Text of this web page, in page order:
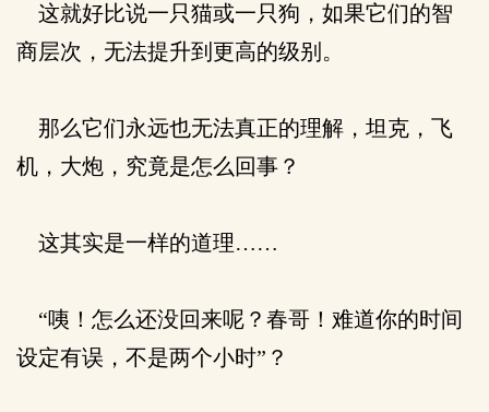
这就好比说一只猫或一只狗，如果它们的智
商层次，无法提升到更高的级别。
那么它们永远也无法真正的理解，坦克，飞
机，大炮，究竟是怎么回事？
这其实是一样的道理……
“咦！怎么还没回来呢？春哥！难道你的时间
设定有误，不是两个小时”？